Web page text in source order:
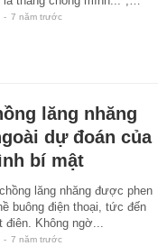
- 7 năm trước
lăng nhăng
dự đoán của
bí mật
lăng nhăng được phen
buông điện thoại, tức đến
điên. Không ngờ...
- 7 năm trước